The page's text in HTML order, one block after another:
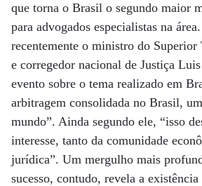
que torna o Brasil o segundo maior
para advogados especialistas na
recentemente o ministro do Superior
e corregedor nacional de Justiça
evento sobre o tema realizado em
arbitragem consolidada no Brasil,
mundo”. Ainda segundo ele, “isso
interesse, tanto da comunidade
jurídica”. Um mergulho mais
sucesso, contudo, revela a